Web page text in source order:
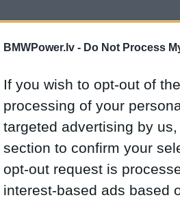
BMWPower.lv - Do Not Process
If you wish to opt-out of
processing of your
targeted advertising by
section to confirm your
opt-out request is
interest-based ads based